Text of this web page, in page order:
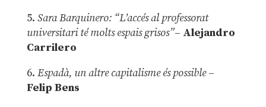
5. Sara Barquinero: “L’accés al professorat
universitari té molts espais grisos”– Alejandro
Carrilero
6. Espadà, un altre capitalisme és possible –
Felip Bens